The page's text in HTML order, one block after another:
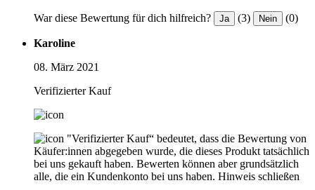
War diese Bewertung für dich hilfreich? Ja (3) Nein (0)
Karoline
08. März 2021
Verifizierter Kauf
"Verifizierter Kauf“ bedeutet, dass die Bewertung von
Käufer:innen abgegeben wurde, die dieses Produkt tatsächlich
bei uns gekauft haben. Bewerten können aber grundsätzlich
alle, die ein Kundenkonto bei uns haben. Hinweis schließen